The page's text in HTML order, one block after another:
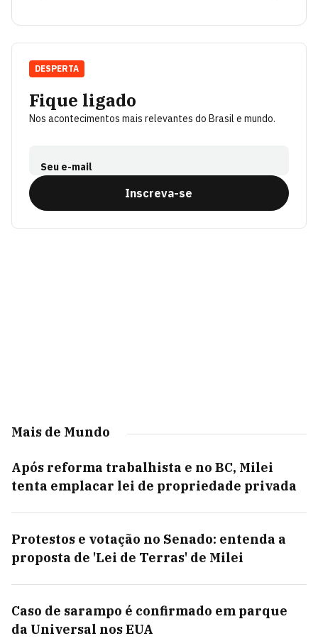
Fique ligado
Nos acontecimentos mais relevantes do Brasil e mundo.
Seu e-mail
Inscreva-se
DESPERTA
Mais de Mundo
Após reforma trabalhista e no BC, Milei
tenta emplacar lei de propriedade privada
Protestos e votação no Senado: entenda a
proposta de 'Lei de Terras' de Milei
Caso de sarampo é confirmado em parque
da Universal nos EUA